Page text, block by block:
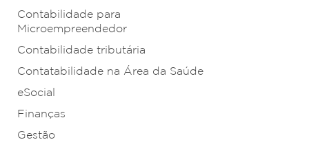
Contabilidade para
Microempreendedor
Contabilidade tributária
Contatabilidade na Área da Saúde
eSocial
Finanças
Gestão